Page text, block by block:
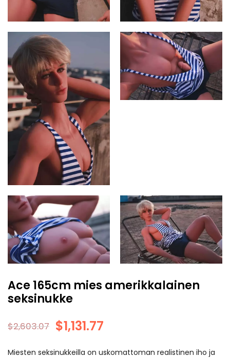
Ace 165cm mies amerikkalainen
seksinukke
$2,603.07 $1,131.77
Miesten seksinukkeilla on uskomattoman realistinen iho ja